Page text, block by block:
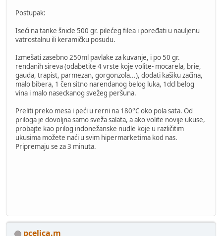
Postupak:
Iseći na tanke šnicle 500 gr. pilećeg filea i poređati u nauljenu
vatrostalnu ili keramičku posudu.
Izmešati zasebno 250ml pavlake za kuvanje, i po 50 gr.
rendanih sireva (odabetite 4 vrste koje volite- mocarela, brie,
gauda, trapist, parmezan, gorgonzola...), dodati kašiku začina,
malo bibera, 1 čen sitno narendanog belog luka, 1dcl belog
vina i malo naseckanog svežeg peršuna.
Preliti preko mesa i peći u rerni na 180°C oko pola sata. Od
priloga je dovoljna samo sveža salata, a ako volite novije ukuse,
probajte kao prilog indonežanske nudle koje u različitim
ukusima možete naći u svim hipermarketima kod nas.
Pripremaju se za 3 minuta.
pcelica.m